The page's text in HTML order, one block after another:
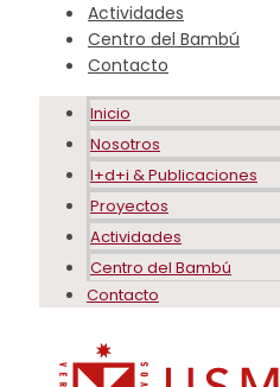
Actividades
Centro del Bambú
Contacto
Inicio
Nosotros
I+d+i & Publicaciones
Proyectos
Actividades
Centro del Bambú
Contacto